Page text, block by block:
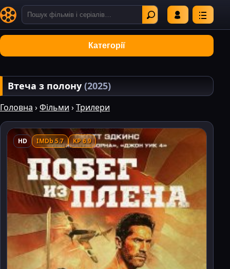
Категорії
Втеча з полону (2025)
Головна ›Фільми ›Трилери
HD IMDb 5.7 KP 6.9